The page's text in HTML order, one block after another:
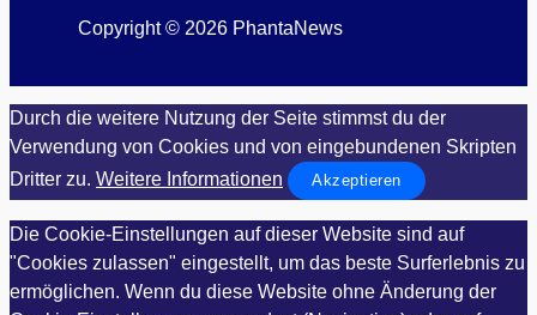
Copyright © 2026 PhantaNews
Durch die weitere Nutzung der Seite stimmst du der
Verwendung von Cookies und von eingebundenen Skripten
Dritter zu. Weitere Informationen Akzeptieren
Die Cookie-Einstellungen auf dieser Website sind auf
"Cookies zulassen" eingestellt, um das beste Surferlebnis zu
ermöglichen. Wenn du diese Website ohne Änderung der